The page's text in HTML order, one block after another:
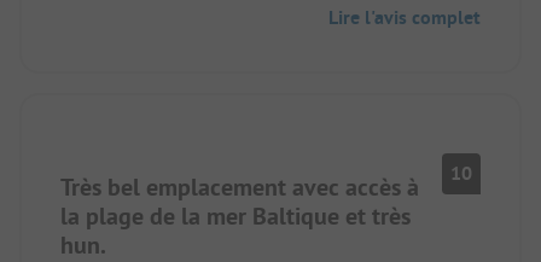
partagent 4 toilettes et douches. En particulier
Lire l'avis complet
Très bel emplacement avec accès à
la plage de la mer Baltique et très
hun.
10